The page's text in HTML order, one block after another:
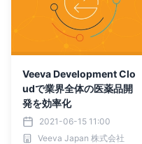
Veeva Development Clo
udで業界全体の医薬品開
発を効率化
2021-06-15 11:00
Veeva Japan 株式会社